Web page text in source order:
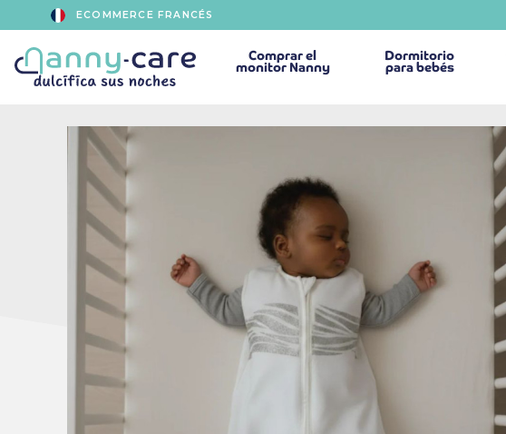
ECOMMERCE FRANCÉS
Comprarel
monitor Nanny
Dormitorio
para bebés